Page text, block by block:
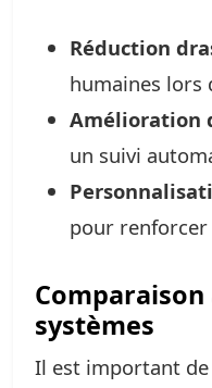
Réduction
humaines lors
Amélioration
un suivi
pour
Comparaison
systèmes
Il est important